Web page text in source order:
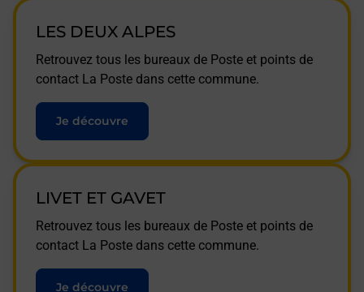
LES DEUX ALPES
Retrouvez tous les bureaux de Poste et points de
contact La Poste dans cette commune.
Je découvre
LIVET ET GAVET
Retrouvez tous les bureaux de Poste et points de
contact La Poste dans cette commune.
Je découvre